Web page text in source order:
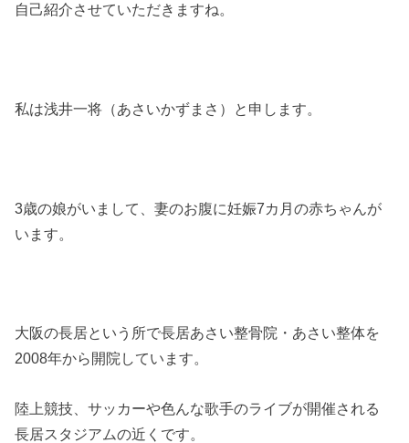
自己紹介させていただきますね。
私は浅井一将（あさいかずまさ）と申します。
3歳の娘がいまして、妻のお腹に妊娠7カ月の赤ちゃんが
います。
大阪の長居という所で長居あさい整骨院・あさい整体を
2008年から開院しています。
陸上競技、サッカーや色んな歌手のライブが開催される
長居スタジアムの近くです。